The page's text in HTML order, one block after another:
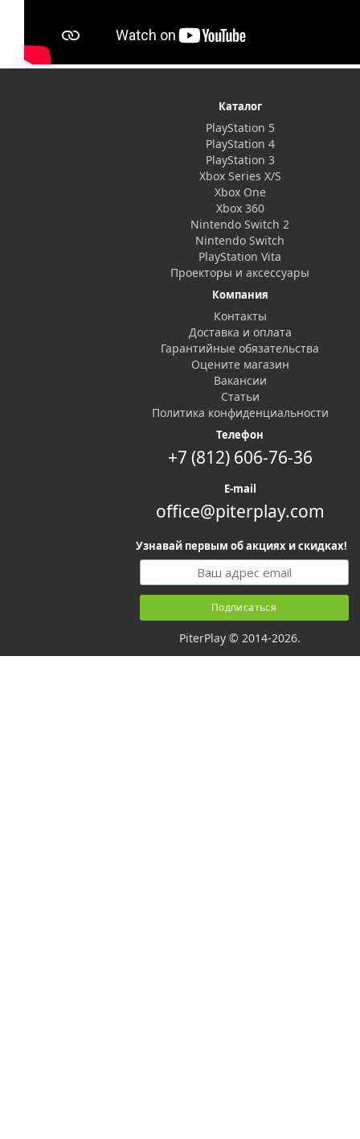
Каталог
PlayStation 5
PlayStation 4
PlayStation 3
Xbox Series X/S
Xbox One
Xbox 360
Nintendo Switch 2
Nintendo Switch
PlayStation Vita
Проекторы и аксессуары
Компания
Контакты
Доставка и оплата
Гарантийные обязательства
Оцените магазин
Вакансии
Статьи
Политика конфиденциальности
Телефон
+7 (812) 606-76-36
E-mail
office@piterplay.com
Узнавай первым об акциях и скидках!
PiterPlay © 2014-2026.